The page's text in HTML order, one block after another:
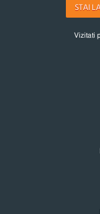
STAI
Vizitati